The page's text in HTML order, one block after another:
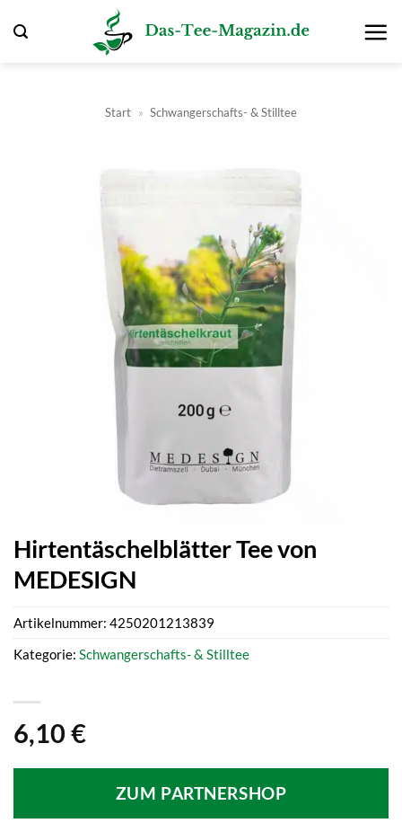
Inhalt
Start » Schwangerschafts- & Stilltee
Hirtentäschelblätter Tee von
MEDESIGN
6,10 €
ZUM PARTNERSHOP
Artikelnummer: 4250201213839
Kategorie: Schwangerschafts- & Stilltee